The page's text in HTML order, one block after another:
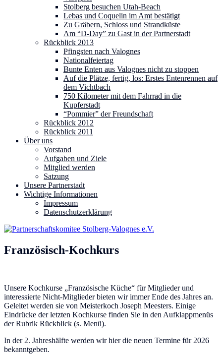
Stolberg besuchen Utah-Beach
Lebas und Coquelin im Amt bestätigt
Zu Gräbern, Schloss und Strandküste
Am “D-Day” zu Gast in der Partnerstadt
Rückblick 2013
Pfingsten nach Valognes
Nationalfeiertag
Bunte Enten aus Valognes nicht zu stoppen
Auf die Plätze, fertig, los: Erstes Entenrennen auf
dem Vichtbach
750 Kilometer mit dem Fahrrad in die
Kupferstadt
“Pommier” der Freundschaft
Rückblick 2012
Rückblick 2011
Über uns
Vorstand
Aufgaben und Ziele
Mitglied werden
Satzung
Unsere Partnerstadt
Wichtige Informationen
Impressum
Datenschutzerklärung
Französisch-Kochkurs
Unsere Kochkurse „Französische Küche“ für Mitglieder und
interessierte Nicht-Mitglieder bieten wir immer Ende des Jahres an.
Geleitet werden sie von Meisterkoch Joseph Meesters. Einige
Eindrücke der letzten Kochkurse finden Sie in den Aufklappmenüs
der Rubrik Rückblick (s. Menü).
In der 2. Jahreshälfte werden wir hier die neuen Termine für 2026
bekanntgeben.